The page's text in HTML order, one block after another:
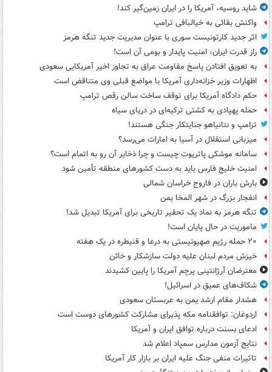
شاید روسیه، آمریکا را در ایران زمین‌گیر کند!
واکنش بقائی به خیالبافی ترامپ
اثر جدید کارتونیست سوری با عنوان مدیریت جدید تنگه هرمز
راز قدرت ایران، امنیت پایدار و بومی آن است!
به تعویق افتادن پاسخ مقاومت عراق به تجاوز اخیر آمریکایی سعودی
اظهارات وزیر خزانه‌داری آمریکا با مواضع قبلی وی متناقض است
حکم دادگاه آمریکا برای توقف ساخت سالن رقص ترامپ
حمله پهپادی به کشتی ترکیه‌ای در دریای سیاه
ترامپ و نتانیاهو جنایتکار جنگی هستند!
میزبانی استقلال در آسیا به امارات می‌رسد؟
سامانه موشکی پاتریوت چیست و چرا ذخایر آن رو به اتمام است؟
امنیت خلیج فارس باید به دست کشورهای منطقه تأمین شود
بارش باران در فاروج خراسان شمالی
انفجار بزرگ در شهر المخا یمن
تنگه هرمز به نماد یک تحقیر تاریخی برای آمریکا تبدیل شد!
ماموریت در حال پایان است!
۲۰ حمله رژیم صهیونیستی به درعا و قنیطره در یک هفته
خیزش مردم لبنان علیه دولت سازشکار و خائن
معترضان آرژانتینی پرچم آمریکا را پایین کشیدند
شکاف‌های عمیق در اسرائیل!
هشدار مقام ارشد یمن به عربستان سعودی
اردوغان: توافقنامه مکه پذیرای مشارکت کشورهای دوست است
ادعای بسنت درباره توافق ایران و آمریکا
نتایج آزمون مدارس سمپاد اعلام شد
تاثیرات منفی جنگ علیه ایران بر بازار کار آمریکا